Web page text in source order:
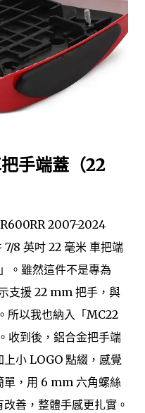
手端蓋（22
2007-2024
8 英吋 22 毫米 車把端
。雖然這件不是專為
支援 22 mm 把手，與
所以我也納入「MC22
收到後，鋁合金把手端
小 LOGO 點綴，感覺
單，用 6 mm 六角螺絲
善，整體手感更扎實。